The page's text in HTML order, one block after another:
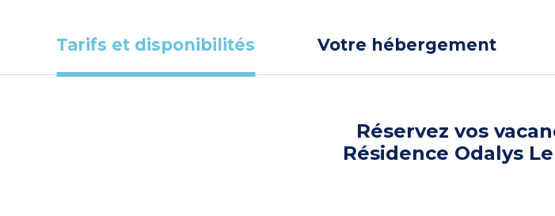
Tarifs et disponibilités Votre hébergement
Réservez vos
Résidence Odalys